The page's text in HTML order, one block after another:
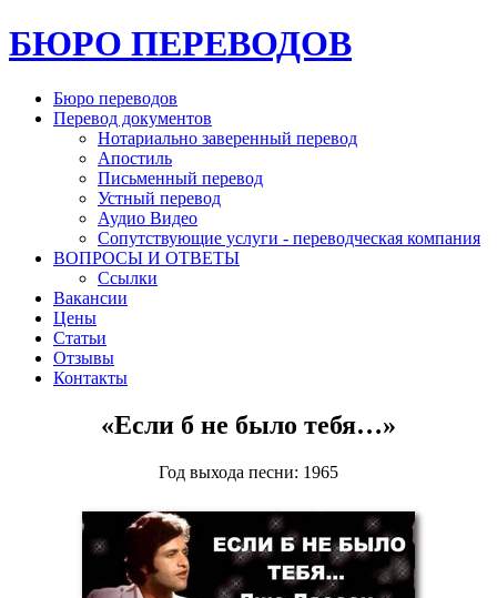
БЮРО ПЕРЕВОДОВ
Бюро переводов
Перевод документов
Нотариально заверенный перевод
Апостиль
Письменный перевод
Устный перевод
Аудио Видео
Сопутствующие услуги - переводческая компания
ВОПРОСЫ И ОТВЕТЫ
Ссылки
Вакансии
Цены
Статьи
Отзывы
Контакты
«Если б не было тебя…»
Год выхода песни: 1965